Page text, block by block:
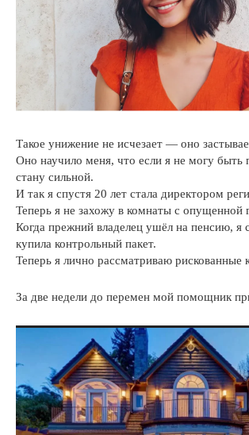
Такое унижение не исчезает — оно
Оно научило меня, что если я не могу быть
стану сильной.
И так я спустя 20 лет стала директором
Теперь я не захожу в комнаты с опущенной
Когда прежний владелец ушёл на пенсию, я
купила контрольный пакет.
Теперь я лично рассматриваю рискованные
За две недели до перемен мой помощник